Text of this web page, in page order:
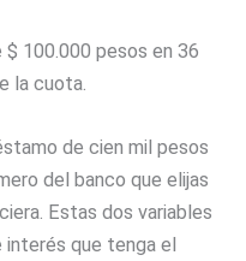
100.000 pesos en 36
la cuota.
de cien mil pesos
del banco que elijas
Estas dos variables
que tenga el